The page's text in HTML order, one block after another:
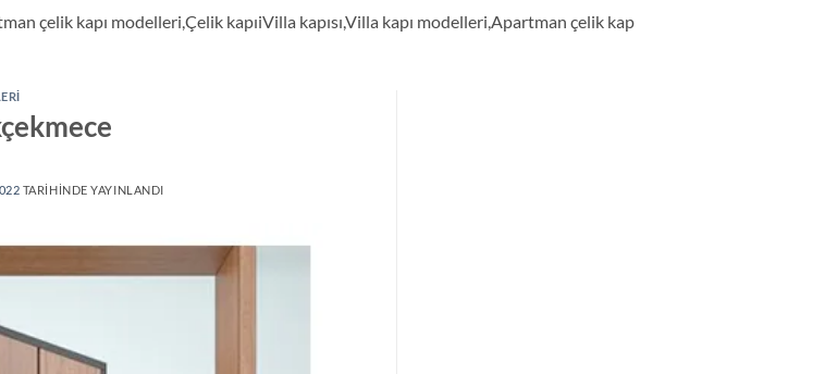
çelik kapı modelleri,Çelik kapıiVilla kapısı,Villa kapı modelleri,Apartman çelik kap
TARIHINDE YAYINLANDI